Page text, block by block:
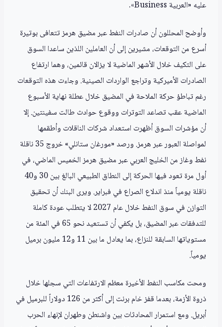
عليه «العربية Business».
وأوضح المحللون أن صادرات النفط عبر مضيق هرمز تتعافى بوتيرة
أسرع من التوقعات، مشيرين إلى أن العاملين اللذين ساعدا السوق
على التكيف خلال الأشهر الماضية لا يزالان قائمين، وهما ارتفاع
الصادرات الأميركية وتراجع الواردات الصينية. وجاءت هذه التوقعات
رغم تباطؤ حركة الملاحة في المضيق خلال عطلة نهاية الأسبوع
الماضية عقب تصاعد التوترات ووقوع حوادث طالت سفينتين. إلا
أن مؤشرات السوق أظهرت استعداد شركات الناقلات وأطقمها
لمواصلة العبور عبر هرمز. ورصد «مورغان ستانلي» خروج 35 ناقلة
نفط وغاز من الخليج العربي عبر مضيق هرمز الخميس الماضي، في
أول مرة تعود فيها الحركة إلى النطاق الطبيعي البالغ بين 30 و40
ناقلة يومياً منذ اندلاع الصراع في فبراير. ويرى البنك أن تحقيق
التوازن في سوق النفط خلال عام 2027 لا يتطلب عودة كاملة
للتدفقات عبر المضيق، بل يكفي أن تستعيد نحو 65 في المئة من
مستوياتها السابقة للنزاع، بما يعادل ما بين 11 و12 مليون برميل
يومياً.
ومحت مكاسب النفط الأخيرة معظم الارتفاعات التي سجلها خلال
ذروة الأزمة، بعدما قفز خام برنت إلى أكثر من 126 دولاراً للبرميل في
أبريل. ومع استمرار المحادثات بين واشنطن وطهران لإنهاء الحرب